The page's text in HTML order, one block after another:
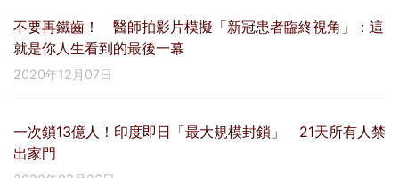
不要再鐵齒！ 醫師拍影片模擬「新冠患者臨終視角」：這
就是你人生看到的最後一幕
2020年12月07日
一次鎖13億人！印度即日「最大規模封鎖」 21天所有人禁
出家門